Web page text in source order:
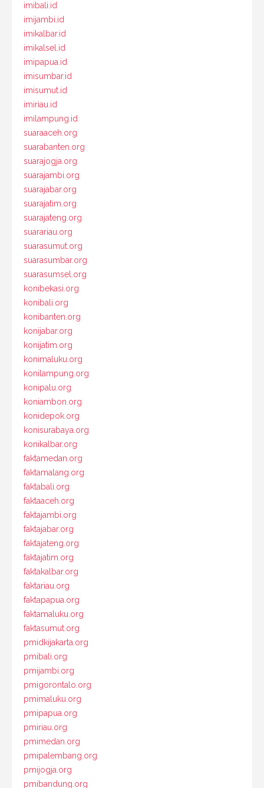
imibali.id
imijambi.id
imikalbar.id
imikalsel.id
imipapua.id
imisumbar.id
imisumut.id
imiriau.id
imilampung.id
suaraaceh.org
suarabanten.org
suarajogja.org
suarajambi.org
suarajabar.org
suarajatim.org
suarajateng.org
suarariau.org
suarasumut.org
suarasumbar.org
suarasumsel.org
konibekasi.org
konibali.org
konibanten.org
konijabar.org
konijatim.org
konimaluku.org
konilampung.org
konipalu.org
koniambon.org
konidepok.org
konisurabaya.org
konikalbar.org
faktamedan.org
faktamalang.org
faktabali.org
faktaaceh.org
faktajambi.org
faktajabar.org
faktajateng.org
faktajatim.org
faktakalbar.org
faktariau.org
faktapapua.org
faktamaluku.org
faktasumut.org
pmidkijakarta.org
pmibali.org
pmijambi.org
pmigorontalo.org
pmimaluku.org
pmipapua.org
pmiriau.org
pmimedan.org
pmipalembang.org
pmijogja.org
pmibandung.org